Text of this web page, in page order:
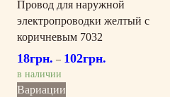
Провод для наружной
электропроводки желтый с
коричневым 7032
18грн. – 102грн.
в наличии
Вариации